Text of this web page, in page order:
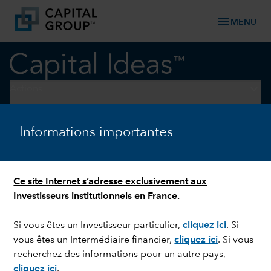
Informations importantes
Ce site Internet s’adresse exclusivement aux
Investisseurs institutionnels en France.
Si vous êtes un Investisseur particulier,cliquez ici. Si
vous êtes un Intermédiaire financier,cliquez ici. Si vous
recherchez des informations pour un autre pays,
cliquez ici.
menu MENU
ÉCHANGES COMMERCIAUX
Marché actions américain 2.0
: encore plus fort